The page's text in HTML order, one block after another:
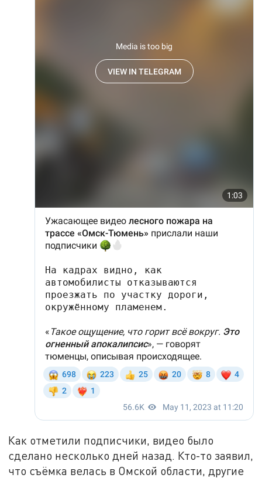
Как отметили подписчики, видео было
сделано несколько дней назад. Кто-то заявил,
что съёмка велась в Омской области, другие